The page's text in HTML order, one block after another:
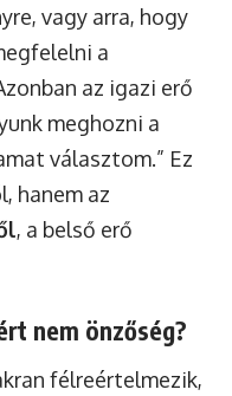
vagy arra, hogy
a
az igazi erő
meghozni a
választom.” Ez
hanem az
, a belső erő
nem önzőség?
félreértelmezik,